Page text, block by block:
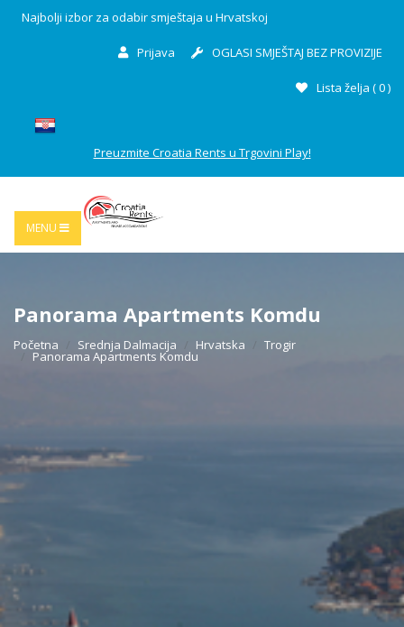
Najbolji izbor za odabir smještaja u Hrvatskoj
Prijava OGLASI SMJEŠTAJ BEZ PROVIZIJE
Lista želja (0)
Preuzmite Croatia Rents u Trgovini Play!
MENU
Panorama Apartments Komdu
Početna Srednja Dalmacija Hrvatska Trogir
Panorama Apartments Komdu